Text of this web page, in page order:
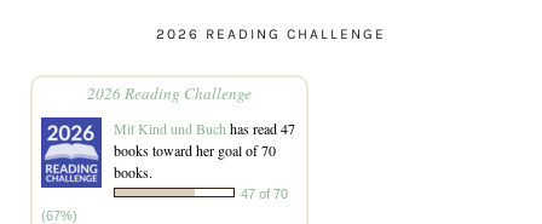
2026 READING CHALLENGE
2026 Reading Challenge
Mit Kind und Buch has read 47
books toward her goal of 70
books.
47 of 70
(67%)